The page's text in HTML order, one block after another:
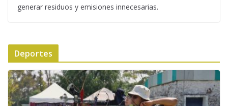
generar residuos y emisiones innecesarias.
Deportes